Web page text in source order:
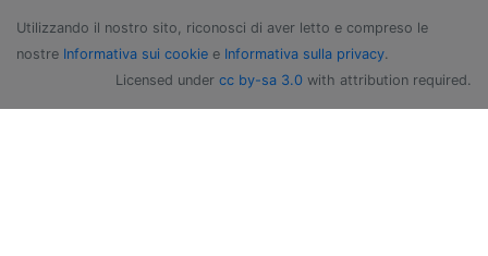
Utilizzando il nostro sito, riconosci di aver letto e compreso le
nostre Informativa sui cookie e Informativa sulla privacy.
Licensed under cc by-sa 3.0 with attribution required.